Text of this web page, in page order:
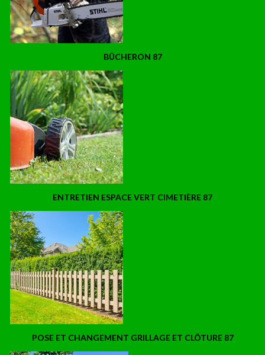
BÛCHERON 87
ENTRETIEN ESPACE VERT CIMETIÈRE 87
POSE ET CHANGEMENT GRILLAGE ET CLÔTURE 87